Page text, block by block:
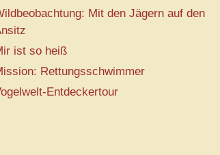
Mit den Jägern auf den
ist so heiß
Rettungsschwimmer
Entdeckertour